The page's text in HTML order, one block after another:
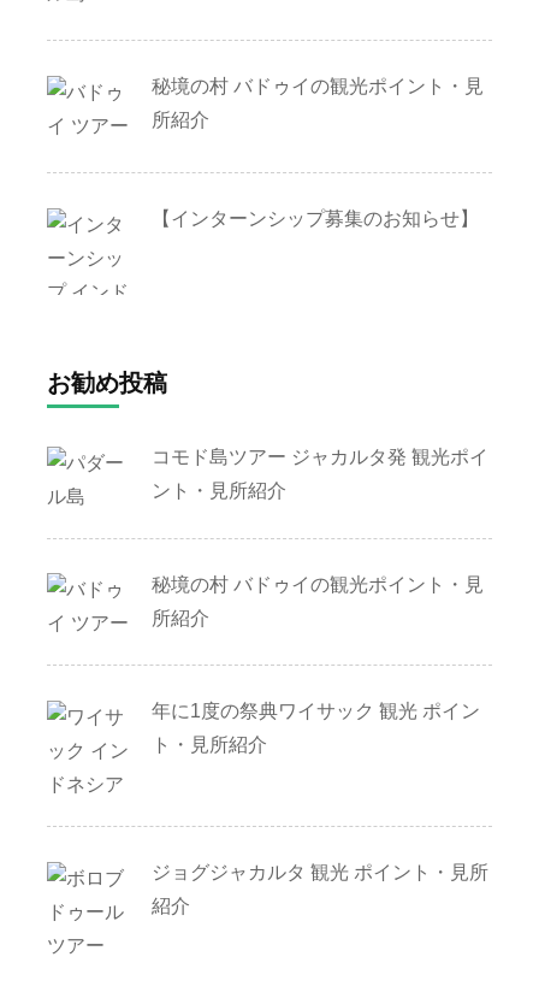
秘境の村 バドゥイの観光ポイント・見
所紹介
【インターンシップ募集のお知らせ】
お勧め投稿
コモド島ツアー ジャカルタ発 観光ポイ
ント・見所紹介
秘境の村 バドゥイの観光ポイント・見
所紹介
年に1度の祭典ワイサック 観光 ポイン
ト・見所紹介
ジョグジャカルタ 観光 ポイント・見所
紹介